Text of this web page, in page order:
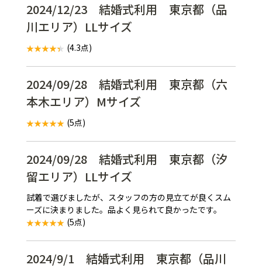
2024/12/23 結婚式利用 東京都（品
川エリア）LLサイズ
(4.3点)
2024/09/28 結婚式利用 東京都（六
本木エリア）Mサイズ
(5点)
2024/09/28 結婚式利用 東京都（汐
留エリア）LLサイズ
試着で選びましたが、スタッフの方の見立てが良くスム
ーズに決まりました。品よく見られて良かったです。
(5点)
2024/9/1 結婚式利用 東京都（品川